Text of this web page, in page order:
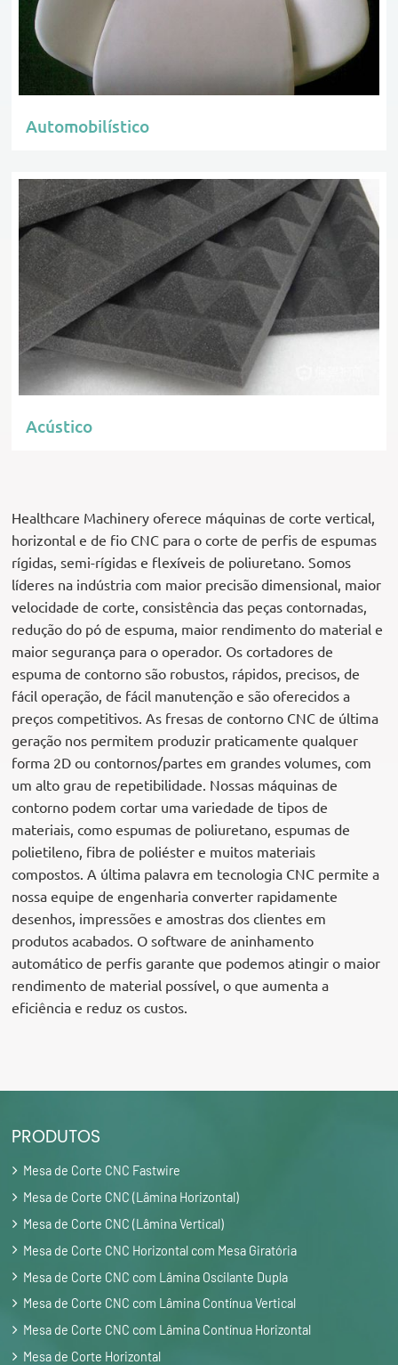
Automobilístico
Acústico
Healthcare Machinery oferece máquinas de corte vertical,
horizontal e de fio CNC para o corte de perfis de espumas
rígidas, semi-rígidas e flexíveis de poliuretano. Somos
líderes na indústria com maior precisão dimensional, maior
velocidade de corte, consistência das peças contornadas,
redução do pó de espuma, maior rendimento do material e
maior segurança para o operador. Os cortadores de
espuma de contorno são robustos, rápidos, precisos, de
fácil operação, de fácil manutenção e são oferecidos a
preços competitivos. As fresas de contorno CNC de última
geração nos permitem produzir praticamente qualquer
forma 2D ou contornos/partes em grandes volumes, com
um alto grau de repetibilidade. Nossas máquinas de
contorno podem cortar uma variedade de tipos de
materiais, como espumas de poliuretano, espumas de
polietileno, fibra de poliéster e muitos materiais
compostos. A última palavra em tecnologia CNC permite a
nossa equipe de engenharia converter rapidamente
desenhos, impressões e amostras dos clientes em
produtos acabados. O software de aninhamento
automático de perfis garante que podemos atingir o maior
rendimento de material possível, o que aumenta a
eficiência e reduz os custos.
PRODUTOS
Mesa de Corte CNC Fastwire
Mesa de Corte CNC (Lâmina Horizontal)
Mesa de Corte CNC (Lâmina Vertical)
Mesa de Corte CNC Horizontal com Mesa Giratória
Mesa de Corte CNC com Lâmina Oscilante Dupla
Mesa de Corte CNC com Lâmina Contínua Vertical
Mesa de Corte CNC com Lâmina Contínua Horizontal
Mesa de Corte Horizontal